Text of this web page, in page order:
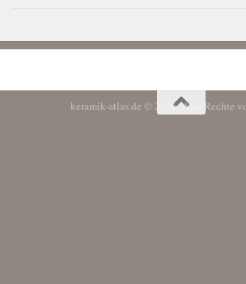
keramik-atlas.de © 2026. Alle Rechte